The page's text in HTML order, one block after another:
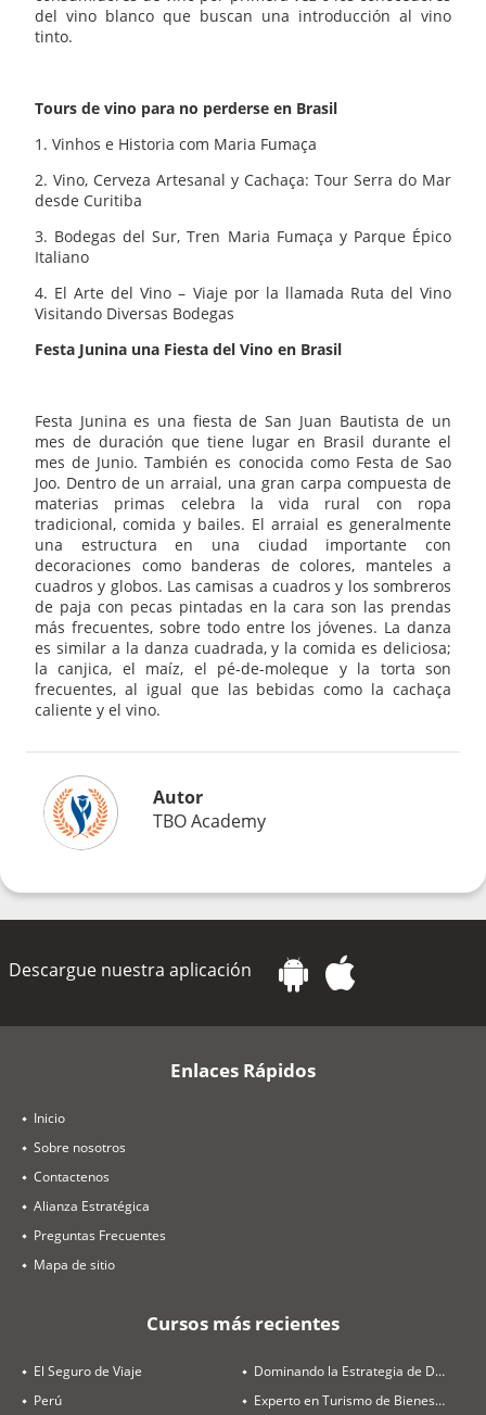
del vino blanco que buscan una introducción al vino
tinto.
Tours de vino para no perderse en Brasil
1. Vinhos e Historia com Maria Fumaça
2. Vino, Cerveza Artesanal y Cachaça: Tour Serra do Mar
desde Curitiba
3. Bodegas del Sur, Tren Maria Fumaça y Parque Épico
Italiano
4. El Arte del Vino – Viaje por la llamada Ruta del Vino
Visitando Diversas Bodegas
Festa Junina una Fiesta del Vino en Brasil
Festa Junina es una fiesta de San Juan Bautista de un
mes de duración que tiene lugar en Brasil durante el
mes de Junio. También es conocida como Festa de Sao
Joo. Dentro de un arraial, una gran carpa compuesta de
materias primas celebra la vida rural con ropa
tradicional, comida y bailes. El arraial es generalmente
una estructura en una ciudad importante con
decoraciones como banderas de colores, manteles a
cuadros y globos. Las camisas a cuadros y los sombreros
de paja con pecas pintadas en la cara son las prendas
más frecuentes, sobre todo entre los jóvenes. La danza
es similar a la danza cuadrada, y la comida es deliciosa;
la canjica, el maíz, el pé-de-moleque y la torta son
frecuentes, al igual que las bebidas como la cachaça
caliente y el vino.
Autor
TBO Academy
Descargue nuestra aplicación
Enlaces Rápidos
Inicio
Sobre nosotros
Contactenos
Alianza Estratégica
Preguntas Frecuentes
Mapa de sitio
Cursos más recientes
El Seguro de Viaje
Perú
Dominando la Estrategia de Destinos y Ventas
Experto en Turismo de Bienestar